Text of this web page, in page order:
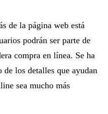
de la página web está
podrán ser parte de
compra en línea. Se ha
de los detalles que ayudan
sea mucho más